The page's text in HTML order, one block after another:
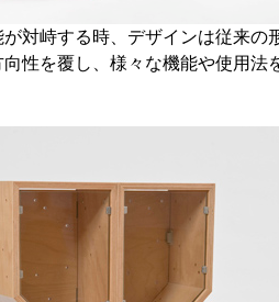
対峙する時、デザインは従来の
性を覆し、様々な機能や使用法